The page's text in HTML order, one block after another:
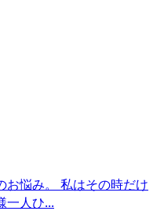
お悩み。 私はその時だけ
一人ひ...